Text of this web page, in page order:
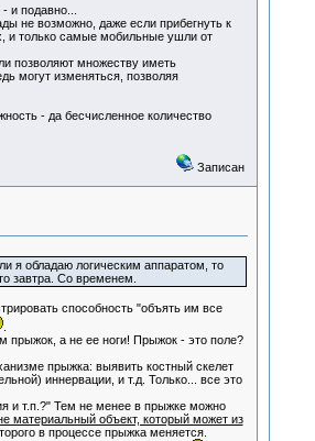
и подавно...
не возможно, даже если прибегнуть к
и только самые мобильные ушли от
позволяют множеству иметь
могут изменяться, позволяя
- да бесчисленное количество
Записан
я обладаю логическим аппаратом, то
завтра. Со временем.
способность "объять им все
.
а не ее ноги! Прыжок - это поле?
прыжка: выявить костный скелет
иннервации, и т.д. Только... все это
и т.п.?" Тем не менее в прыжке можно
материальный объект, который может из
в процессе прыжка меняется.